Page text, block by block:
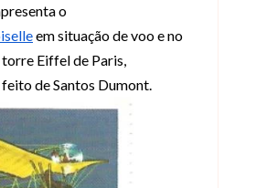
o
em situação de voo e no
Eiffel de Paris,
de Santos Dumont.